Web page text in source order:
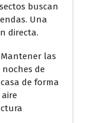
buscan
Una
directa.
Mantener las
de
de forma